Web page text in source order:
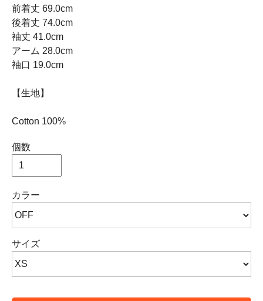
前着丈 69.0cm
後着丈 74.0cm
袖丈 41.0cm
アーム 28.0cm
袖口 19.0cm
【生地】
Cotton 100%
個数
カラー
サイズ